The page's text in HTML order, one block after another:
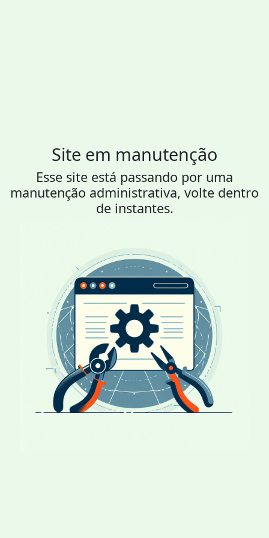
Site em manutenção
Esse site está passando por uma
manutenção administrativa, volte dentro
de instantes.